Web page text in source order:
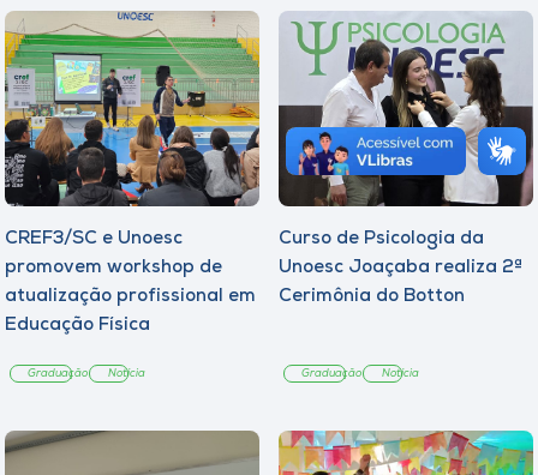
CREF3/SC e Unoesc
promovem workshop de
atualização profissional em
Educação Física
Graduação Notícia
Curso de Psicologia da
Unoesc Joaçaba realiza 2ª
Cerimônia do Botton
Graduação Notícia